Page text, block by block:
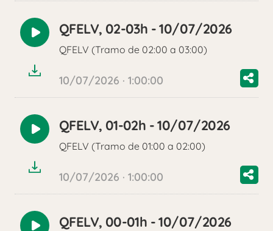
Reproducir
audio
QFELV, 02-03h - 10/07/2026
QFELV (Tramo de 02:00 a 03:00)
10/07/2026 · 1:00:00
Reproducir
audio
QFELV, 01-02h - 10/07/2026
QFELV (Tramo de 01:00 a 02:00)
10/07/2026 · 1:00:00
QFELV, 00-01h - 10/07/2026